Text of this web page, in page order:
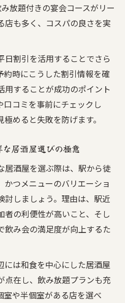
放題付きの宴会コースがリー
店も多く、コスパの良さを実
日割引を活用することでさら
約時にこうした割引情報を確
用することが成功のポイント
コミを事前にチェックし
めると失敗を防げます。
居酒屋選びの極意
居酒屋を選ぶ際は、駅から徒
つメニューのバリエーショ
討しましょう。理由は、駅近
者の利便性が高いこと、そし
飲み会の満足度が向上するた
には和食を中心にした居酒屋
点在し、飲み放題プランも充
室や半個室がある店を選べ